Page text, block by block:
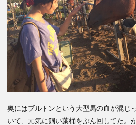
奥にはブルトンという大型馬の血が混じ
いて、元気に飼い葉桶をぶん回してた。